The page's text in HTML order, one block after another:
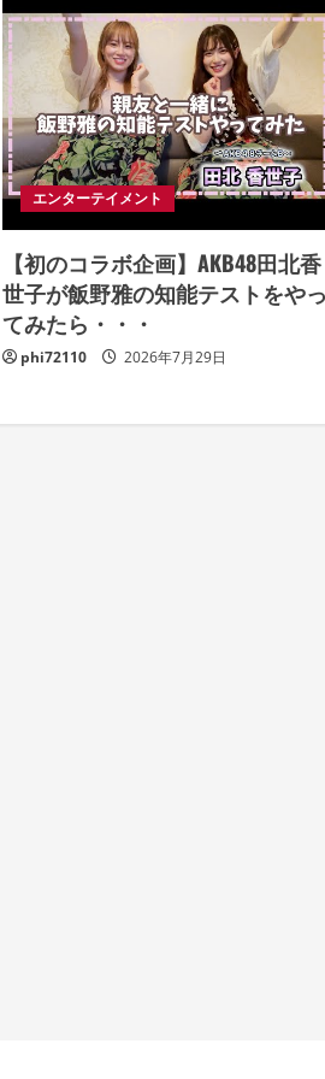
エンターテイメント
【初のコラボ企画】AKB48田北香
世子が飯野雅の知能テストをや
てみたら・・・
phi72110 2026年7月29日